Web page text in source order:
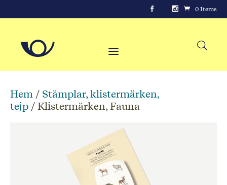
0 Items
Hem / Stämplar, klistermärken,
tejp / Klistermärken, Fauna